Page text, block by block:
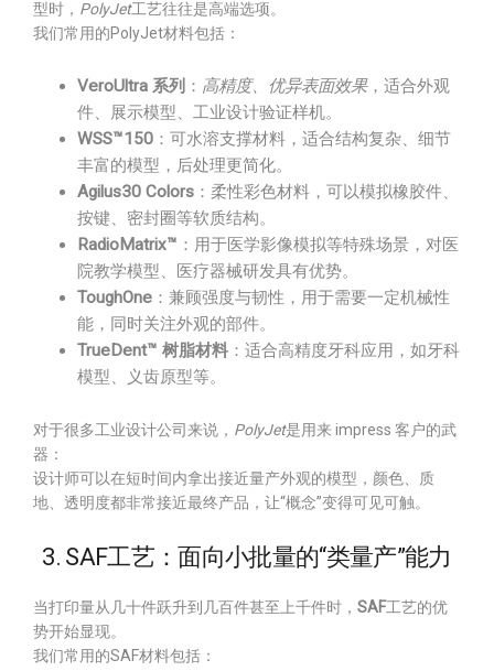
型时， PolyJet工艺往往是高端选项。
我们常用的PolyJet材料包括：
VeroUltra 系列 ： 高精度、优异表面效果，适合外观
件、展示模型、工业设计验证样机。
WSS™150 ：可水溶支撑材料，适合结构复杂、细节
丰富的模型，后处理更简化。
Agilus30 Colors ：柔性彩色材料，可以模拟橡胶件、
按键、密封圈等软质结构。
RadioMatrix™ ：用于医学影像模拟等特殊场景，对医
院教学模型、医疗器械研发具有优势。
ToughOne ：兼顾强度与韧性，用于需要一定机械性
能，同时关注外观的部件。
TrueDent™ 树脂材料 ：适合高精度牙科应用，如牙科
模型、义齿原型等。
对于很多工业设计公司来说， PolyJet是用来 impress 客户的武
器：
设计师可以在短时间内拿出接近量产外观的模型，颜色、质
地、透明度都非常接近最终产品，让“概念”变得可见可触。
3. SAF工艺：面向小批量的“类量产”能力
当打印量从几十件跃升到几百件甚至上千件时， SAF工艺的优
势开始显现。
我们常用的SAF材料包括：